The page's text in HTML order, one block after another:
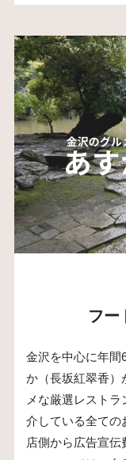
フー
金沢を中心に年間
か（長坂紅翠香）
メな厳選レスト
介している全ての
店側から広告宣伝